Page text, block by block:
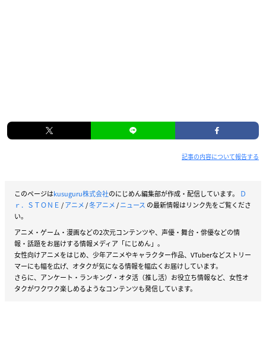
記事の内容について報告する
このページはkusuguru株式会社のにじめん編集部が作成・配信しています。
Ｄ
ｒ．ＳＴＯＮＥ /アニメ/冬アニメ/ニュース の最新情報はリンク先をご覧くださ
い。
アニメ・ゲーム・漫画などの2次元コンテンツや、声優・舞台・俳優などの情
報・話題をお届けする情報メディア「にじめん」。
女性向けアニメをはじめ、少年アニメやキャラクター作品、VTuberなどストリー
マーにも幅を広げ、オタクが気になる情報を幅広くお届けしています。
さらに、アンケート・ランキング・オタ活（推し活）お役立ち情報など、女性オ
タクがワクワク楽しめるようなコンテンツも発信しています。